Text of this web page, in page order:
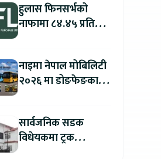
हुलास फिनसर्भको
नाफामा ८४.४५ प्रतिशत
नाइमा नेपाल मोबिलिटी
२०२६ मा डोङफेङका
बुकिङ गर्दा विशेष छुट
सार्वजनिक सडक
विधेयकमा ट्रक